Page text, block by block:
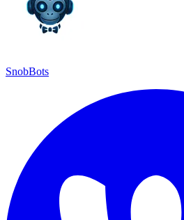
SnobBots